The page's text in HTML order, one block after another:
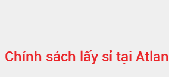
Chính sách lấy sỉ tại Atlan